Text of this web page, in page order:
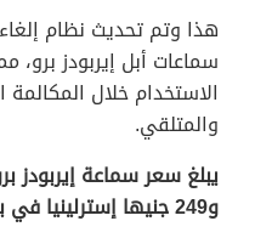
هذا وتم تحديث نظام
سماعات أبل إيربودز
الاستخدام خلال
والمتلقي.
و249 جنيها إسترلينيا في بريطانيا.